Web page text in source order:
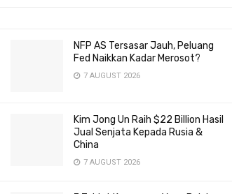
NFP AS Tersasar Jauh, Peluang
Fed Naikkan Kadar Merosot?
7 AUGUST 2026
Kim Jong Un Raih $22 Billion Hasil
Jual Senjata Kepada Rusia &
China
7 AUGUST 2026